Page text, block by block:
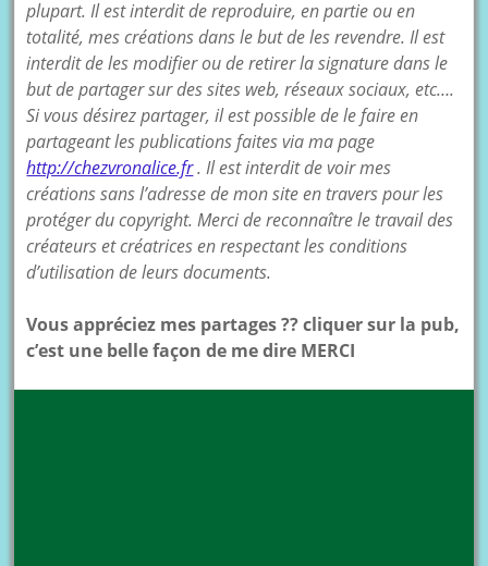
plupart. Il est interdit de reproduire, en partie ou en
totalité, mes créations dans le but de les revendre. Il est
interdit de les modifier ou de retirer la signature dans le
but de partager sur des sites web, réseaux sociaux, etc….
Si vous désirez partager, il est possible de le faire en
partageant les publications faites via ma page
http://chezvronalice.fr. Il est interdit de voir mes
créations sans l’adresse de mon site en travers pour les
protéger du copyright. Merci de reconnaître le travail des
créateurs et créatrices en respectant les conditions
d’utilisation de leurs documents.
Vous appréciez mes partages ?? cliquer sur la pub,
c’est une belle façon de me dire MERCI